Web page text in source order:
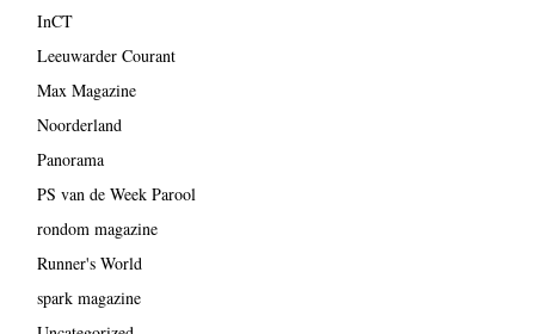
InCT
Leeuwarder Courant
Max Magazine
Noorderland
Panorama
PS van de Week Parool
rondom magazine
Runner's World
spark magazine